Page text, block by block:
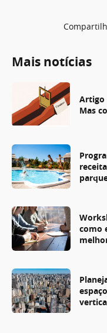
Mais notícias
Artigo
Mas
como